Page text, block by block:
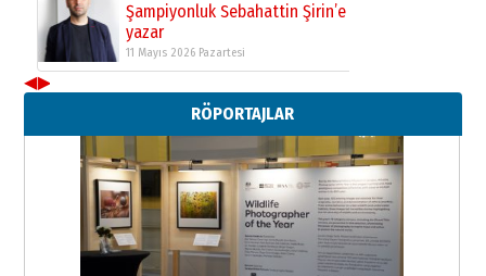
Şampiyonluk Sebahattin Şirin’e
yazar
11 Mayıs 2026 Pazartesi
Neşat YALÇIN
Paranın Aile Kültüründeki Yeri
03 Ağustos 2026 Pazartesi
Yıldırım Gündoğdu
HAVVA’NIN ÜÇ KIZI
09 Temmuz 2026 Perşembe
◀▶
RÖPORTAJLAR